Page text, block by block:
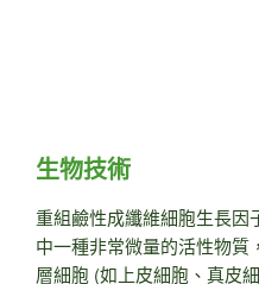
生物技術
重組鹼性成纖維細胞生長因
中一種非常微量的活性物
層細胞 (如上皮細胞、真皮